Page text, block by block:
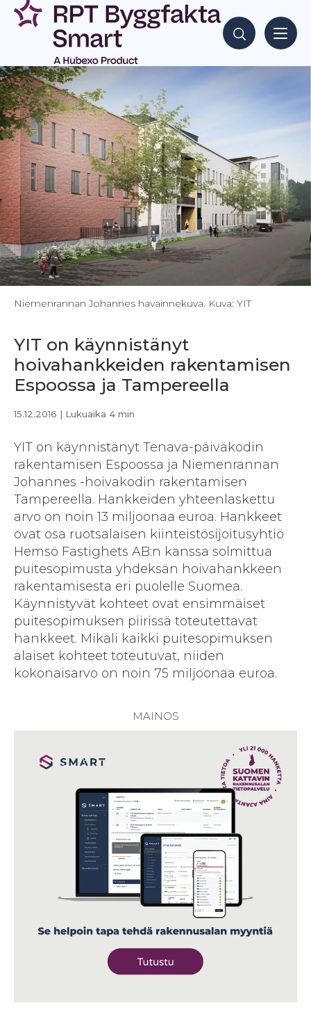
Siirry
sisältöön
Hae sisältöjä
Niemenrannan Johannes havainnekuva. Kuva: YIT
YIT on käynnistänyt
hoivahankkeiden rakentamisen
Espoossa ja Tampereella
15.12.2016 | Lukuaika 4 min
YIT on käynnistänyt Tenava-päiväkodin
rakentamisen Espoossa ja Niemenrannan
Johannes -hoivakodin rakentamisen
Tampereella. Hankkeiden yhteenlaskettu
arvo on noin 13 miljoonaa euroa. Hankkeet
ovat osa ruotsalaisen kiinteistösijoitusyhtiö
Hemsö Fastighets AB:n kanssa solmittua
puitesopimusta yhdeksän hoivahankkeen
rakentamisesta eri puolelle Suomea.
Käynnistyvät kohteet ovat ensimmäiset
puitesopimuksen piirissä toteutettavat
hankkeet. Mikäli kaikki puitesopimuksen
alaiset kohteet toteutuvat, niiden
kokonaisarvo on noin 75 miljoonaa euroa.